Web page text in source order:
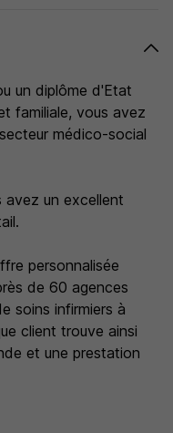
un diplôme d'Etat
familiale, vous avez
médico-social
avez un excellent
personnalisée
de 60 agences
soins infirmiers à
client trouve ainsi
et une prestation